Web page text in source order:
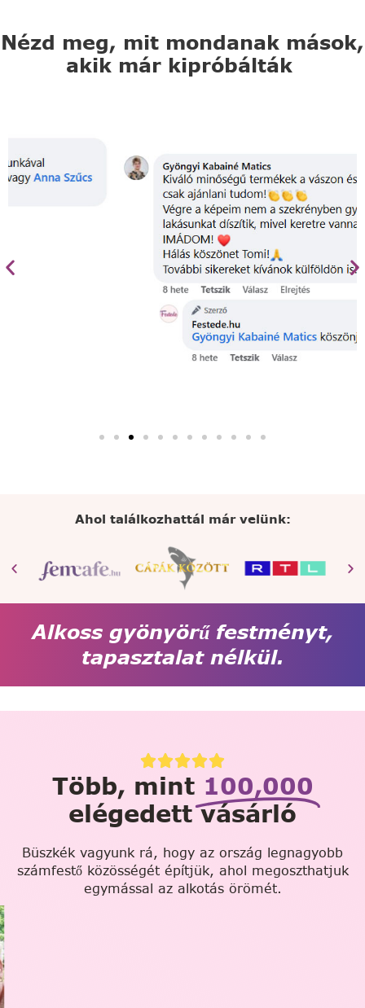
Nézd meg, mit mondanak mások,
akik már kipróbálták
Ahol találkozhattál már velünk:
Alkoss gyönyörű festményt,
tapasztalat nélkül.
Több, mint 100,000
elégedett vásárló
Büszkék vagyunk rá, hogy az ország legnagyobb
számfestő közösségét építjük, ahol megoszthatjuk
egymással az alkotás örömét.